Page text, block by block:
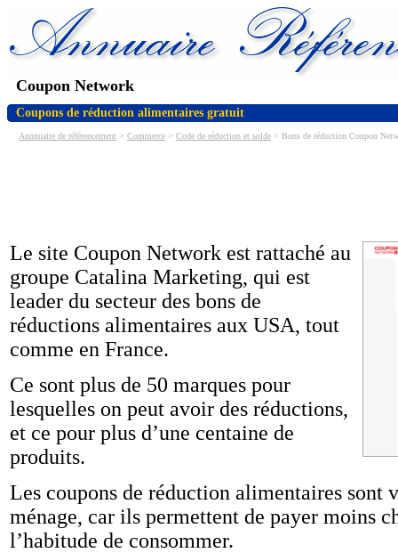
Coupon Network
Coupons de réduction alimentaires gratuit
Annnuaire de référencement > Commerce > Code de réduction et solde > Bons de réduction Coupon
Le site Coupon Network est rattaché au
groupe Catalina Marketing, qui est
leader du secteur des bons de
réductions alimentaires aux USA, tout
comme en France.
Ce sont plus de 50 marques pour
lesquelles on peut avoir des réductions,
et ce pour plus d’une centaine de
produits.
Les coupons de réduction alimentaires sont
ménage, car ils permettent de payer moins
l’habitude de consommer.